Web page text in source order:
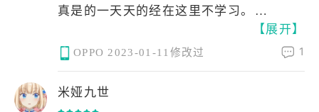
真是的一天天的经在这里不学习。
【展开】
OPPO 2023-01-11修改过 1
米娅九世